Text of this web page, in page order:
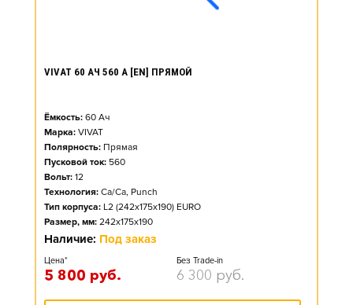
VIVAT 60 АЧ 560 А [EN] ПРЯМОЙ
Ёмкость: 60 Ач
Марка: VIVAT
Полярность: Прямая
Пусковой ток: 560
Вольт: 12
Технология: Ca/Ca, Punch
Тип корпуса: L2 (242x175x190) EURO
Размер, мм: 242x175x190
Наличие: Под заказ
Цена*
5 800 руб.
Без Trade-in
6 300 руб.